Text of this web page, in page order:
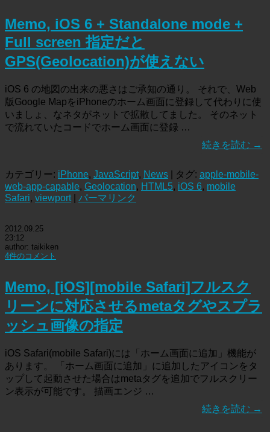
Memo, iOS 6 + Standalone mode +
Full screen 指定だと
GPS(Geolocation)が使えない
iOS 6 の地図の出来の悪さはご承知の通り。 それで、Web
版Google MapをiPhoneのホーム画面に登録して代わりに使
いましょ、なネタがネットで拡散してました。 そのネット
で流れていたコードでホーム画面に登録 …
続きを読む →
カテゴリー: iPhone, JavaScript, News | タグ: apple-mobile-
web-app-capable, Geolocation, HTML5, iOS 6, mobile
Safari, viewport| パーマリンク
2012.09.25
23:12
author: taikiken
4件のコメント
Memo, [iOS][mobile Safari]フルスク
リーンに対応させるmetaタグやスプラ
ッシュ画像の指定
iOS Safari(mobile Safari)には「ホーム画面に追加」機能が
あります。 「ホーム画面に追加」に追加したアイコンをタ
ップして起動させた場合はmetaタグを追加でフルスクリー
ン表示が可能です。 描画エンジ …
続きを読む →